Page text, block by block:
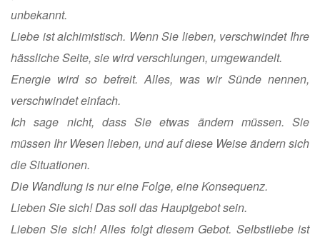
unbekannt.
Liebe ist alchimistisch. Wenn Sie lieben, verschwindet Ihre
hässliche Seite, sie wird verschlungen, umgewandelt.
Energie wird so befreit. Alles, was wir Sünde nennen,
verschwindet einfach.
Ich sage nicht, dass Sie etwas ändern müssen. Sie
müssen Ihr Wesen lieben, und auf diese Weise ändern sich
die Situationen.
Die Wandlung is nur eine Folge, eine Konsequenz.
Lieben Sie sich! Das soll das Hauptgebot sein.
Lieben Sie sich! Alles folgt diesem Gebot. Selbstliebe ist